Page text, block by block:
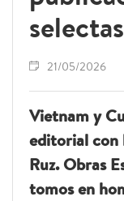
21/05/2026
Vietnam y
editorial con
Ruz. Obras
tomos en